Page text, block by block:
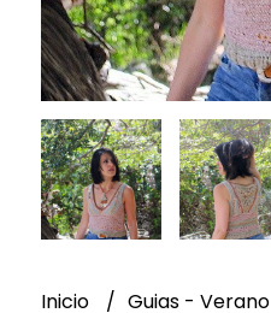
Inicio
Guias - Verano